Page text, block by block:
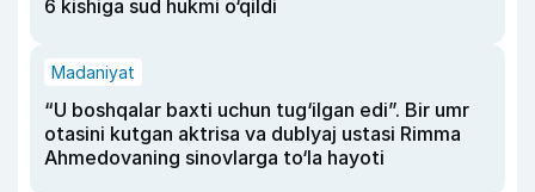
6 kishiga sud hukmi o‘qildi
Madaniyat
“U boshqalar baxti uchun tug‘ilgan edi”. Bir umr
otasini kutgan aktrisa va dublyaj ustasi Rimma
Ahmedovaning sinovlarga to‘la hayoti